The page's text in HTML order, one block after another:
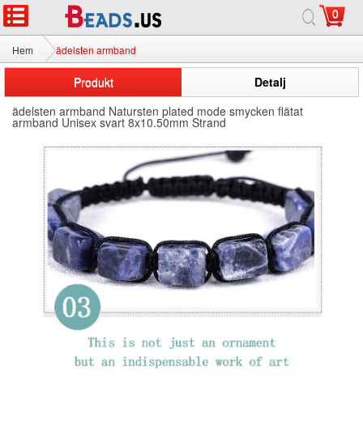
0
Hem ädelsten armband
Produkt
Detalj
ädelsten armband Natursten plated mode smycken flätat
armband Unisex svart 8x10.50mm Strand